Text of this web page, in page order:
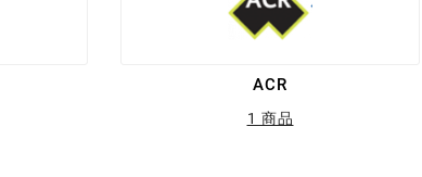
ACR
1 商品